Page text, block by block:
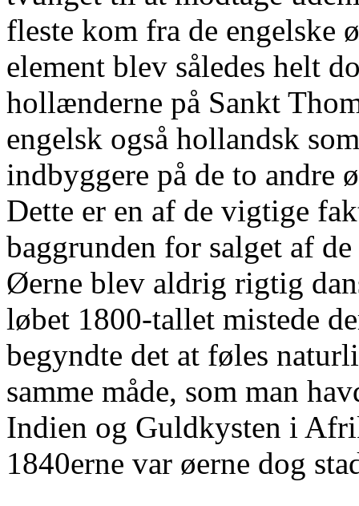
fleste kom fra de engelske
element blev således helt
hollænderne på Sankt
engelsk også hollandsk
indbyggere på de to andre
Dette er en af de vigtige
baggrunden for salget af
Øerne blev aldrig rigtig
løbet 1800-tallet mistede
begyndte det at føles
samme måde, som man
Indien og Guldkysten i
1840erne var øerne dog